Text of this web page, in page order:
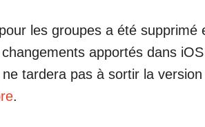
les groupes a été supprimé
apportés dans
tardera pas à sortir la version
.